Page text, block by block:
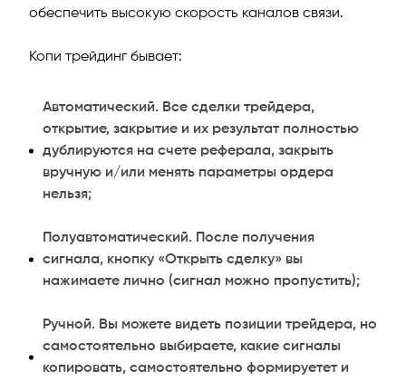
обеспечить высокую скорость каналов связи.
Копи трейдинг бывает:
Автоматический. Все сделки трейдера,
открытие, закрытие и их результат полностью
дублируются на счете реферала, закрыть
вручную и/или менять параметры ордера
нельзя;
Полуавтоматический. После получения
сигнала, кнопку «Открыть сделку» вы
нажимаете лично (сигнал можно пропустить);
Ручной. Вы можете видеть позиции трейдера, но
самостоятельно выбираете, какие сигналы
копировать, самостоятельно формируетет и